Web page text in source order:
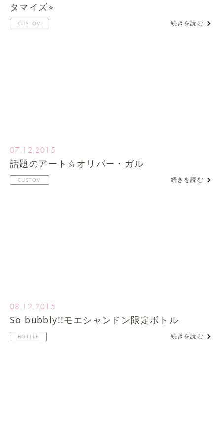
タマイズ⭐︎
CUSTOM 続きを読む
07.12,2015
話題のアート☆オリバー・ガル
CUSTOM 続きを読む
08.12,2015
So bubbly!!モエシャンドン限定ボトル
BOTTLE 続きを読む